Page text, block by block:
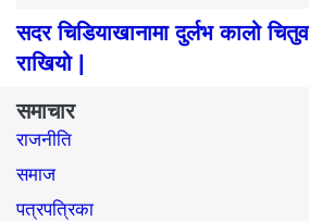
सदर चिडियाखानामा दुर्लभ कालो
राखियो |
समाचार
राजनीति
समाज​
पत्रपत्रिका